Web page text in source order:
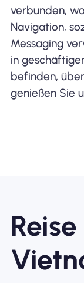
verbunden,
Navigation,
Messaging
in
befinden,
genießen Sie